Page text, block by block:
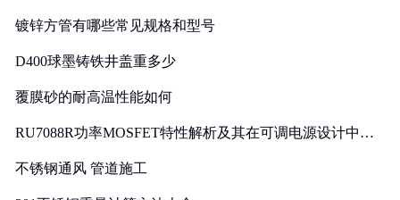
镀锌方管有哪些常见规格和型号
D400球墨铸铁井盖重多少
覆膜砂的耐高温性能如何
RU7088R功率MOSFET特性解析及其在可调电源设计中的
不锈钢通风 管道施工